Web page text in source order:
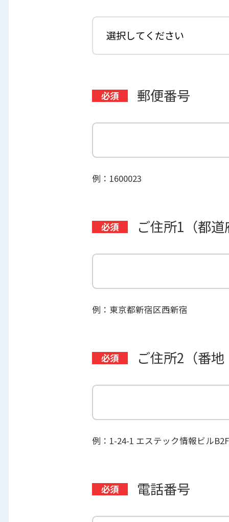
郵便番号
例：1600023
ご住所1（都道
例：東京都新宿区西新宿
ご住所2（番地
例：1-24-1 エステック情報ビルB2F
電話番号